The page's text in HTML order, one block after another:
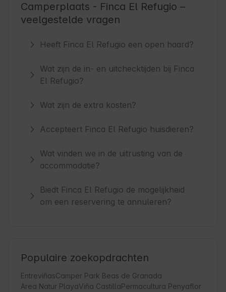
Camperplaats - Finca El Refugio –
veelgestelde vragen
Heeft Finca El Refugio een open haard?
Wat zijn de in- en uitchecktijden bij Finca
El Refugio?
Wat zijn de extra kosten?
Accepteert Finca El Refugio huisdieren?
Wat vinden we in de uitrusting van de
accommodatie?
Biedt Finca El Refugio de mogelijkheid
om een reservering te annuleren?
Populaire zoekopdrachten
EntreviñasCamper Park Beas de Granada
Area Natur PlayaViña CastillaPermacultura Penyaflor